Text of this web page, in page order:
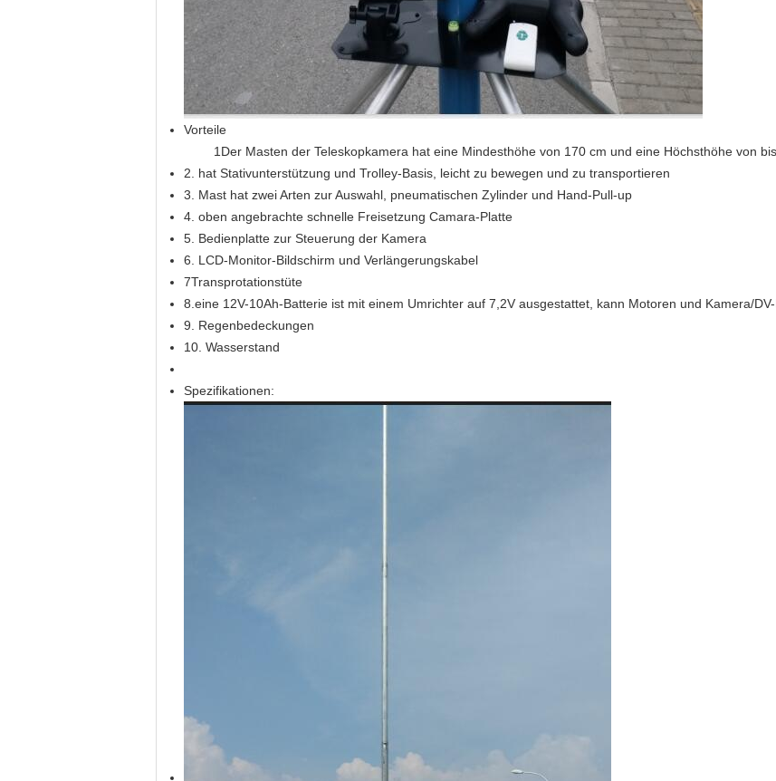
Vorteile
1Der Masten der Teleskopkamera hat eine Mindesthöhe von 170 cm und eine Höchsthöhe von
2. hat Stativunterstützung und Trolley-Basis, leicht zu bewegen und zu transportieren
3. Mast hat zwei Arten zur Auswahl, pneumatischen Zylinder und Hand-Pull-up
4. oben angebrachte schnelle Freisetzung Camara-Platte
5. Bedienplatte zur Steuerung der Kamera
6. LCD-Monitor-Bildschirm und Verlängerungskabel
7Transprotationstüte
8.eine 12V-10Ah-Batterie ist mit einem Umrichter auf 7,2V ausgestattet, kann Motoren und Kamera/
9. Regenbedeckungen
10. Wasserstand
Spezifikationen: